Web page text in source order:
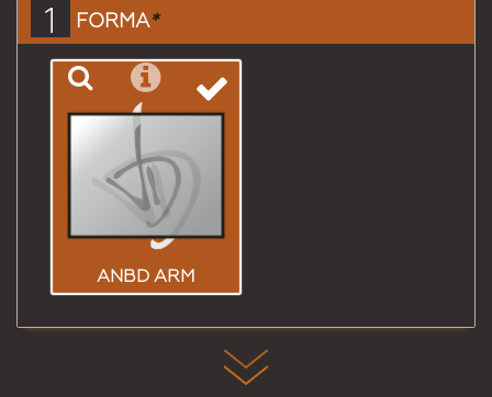
1 FORMA*
ANBD ARM